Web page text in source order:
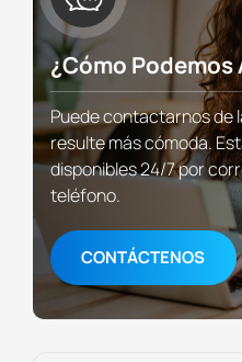
¿Cómo Podemos
Puede contactarnos de
resulte más cómoda.
disponibles 24/7 por
teléfono.
CONTÁCTENOS